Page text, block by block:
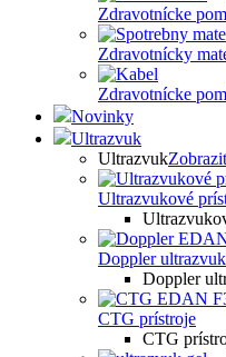
Zdravotnícke
Zdravotnícky
Zdravotnícke
Novinky
Ultrazvuk
Ultrazvuk
Ultrazvukové
Doppler ultrazvuk
Doppler
CTG prístroje
CTG